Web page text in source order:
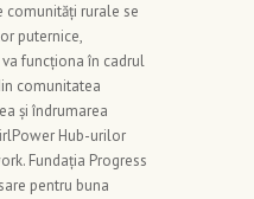
comunități rurale se
puternice,
va funcționa în cadrul
comunitatea
și îndrumarea
Hub-urilor
Fundația Progress
pentru buna